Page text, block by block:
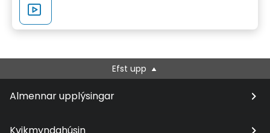
Efst upp
Almennar upplýsingar